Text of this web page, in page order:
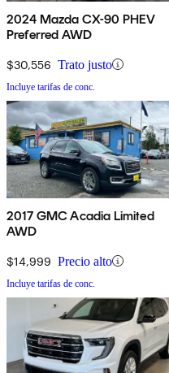
2024 Mazda CX-90 PHEV
Preferred AWD
$30,556 Trato justo
Incluye tarifas de conc.
2017 GMC Acadia Limited
AWD
$14,999 Precio alto
Incluye tarifas de conc.